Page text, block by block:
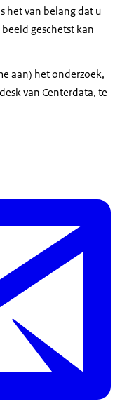
het van belang dat u
geschetst kan
aan) het onderzoek,
van Centerdata, te